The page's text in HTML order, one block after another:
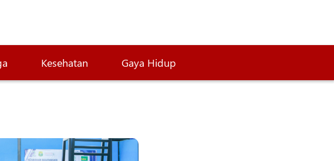
Kesehatan Gaya Hidup